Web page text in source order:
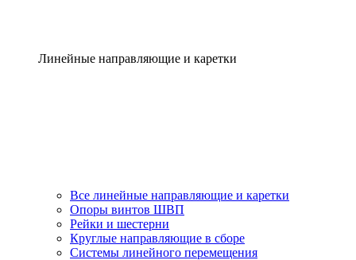
Линейные направляющие и каретки
Все линейные направляющие и каретки
Опоры винтов ШВП
Рейки и шестерни
Круглые направляющие в сборе
Системы линейного перемещения